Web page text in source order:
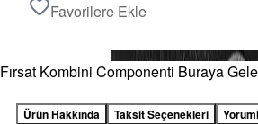
Favorilere Ekle
Fırsat Kombini Componenti Buraya
Ürün Hakkında Taksit Seçenekleri